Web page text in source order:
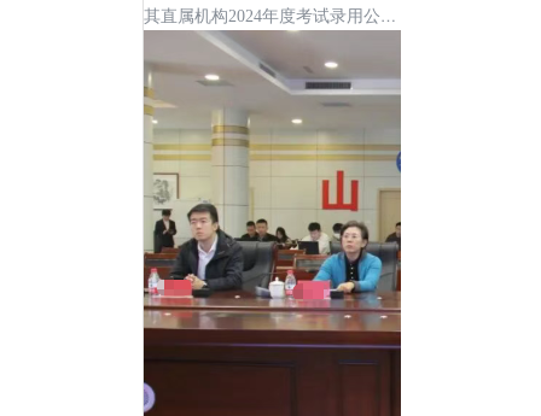
其直属机构2024年度考试录用公务
员山东考区笔试顺利结束。本次考
试山东考区共15.7万名考生，在全
省16市设考点，共设置143个考
点，5279个考场。考试期间，省委
组织部副部长、省公务员局局长崔
海涛，省人力资源社会保障厅党组
成员、副厅长、一级巡视员周春艳
赴省人事考试指挥平台进行网上巡
考，连线调度各市试卷发放、考生
入场、考风考纪等情况。